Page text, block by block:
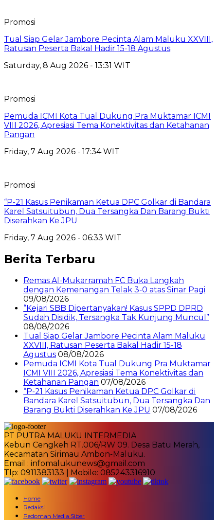
Promosi
Tual Siap Gelar Jambore Pecinta Alam Maluku XXVIII,
Ratusan Peserta Bakal Hadir 15-18 Agustus
Saturday, 8 Aug 2026 - 13:31 WIT
Promosi
Pemuda ICMI Kota Tual Dukung Pra Muktamar ICMI
VIII 2026, Apresiasi Tema Konektivitas dan Ketahanan
Pangan
Friday, 7 Aug 2026 - 17:34 WIT
Promosi
“P-21 Kasus Penikaman Ketua DPC Golkar di Bandara
Karel Satsuitubun, Dua Tersangka Dan Barang Bukti
Diserahkan Ke JPU
Friday, 7 Aug 2026 - 06:33 WIT
Berita Terbaru
Remas Al-Mukarramah FC Buka Langkah
dengan Kemenangan Telak 3-0 atas Sinar Pagi
09/08/2026
“Kejari SBB Dipertanyakan! Kasus SPPD DPRD
Sudah Disidik, Tersangka Tak Kunjung Muncul”
08/08/2026
Tual Siap Gelar Jambore Pecinta Alam Maluku
XXVIII, Ratusan Peserta Bakal Hadir 15-18
Agustus 08/08/2026
Pemuda ICMI Kota Tual Dukung Pra Muktamar
ICMI VIII 2026, Apresiasi Tema Konektivitas dan
Ketahanan Pangan 07/08/2026
“P-21 Kasus Penikaman Ketua DPC Golkar di
Bandara Karel Satsuitubun, Dua Tersangka Dan
Barang Bukti Diserahkan Ke JPU 07/08/2026
PT PUTRA MALUKU INTERMEDIA
Kebun Cengkeh RT.006/RW 09. Desa Batu Merah,
Kecamatan Sirimau Ambon-Maluku.
Email : infomalukunews@gmail.com
Tlp: 0911383133 | Mobile: 085243316910
Home
Redaksi
Pedoman Media Siber